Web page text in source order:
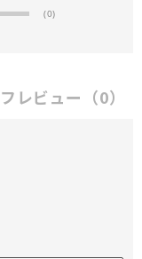
(0)
レビュー （0）